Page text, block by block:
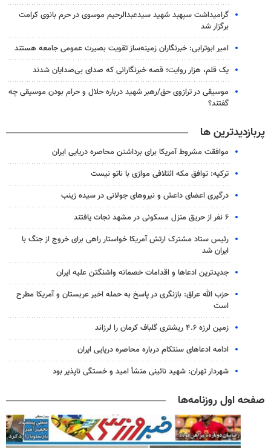
گرامیداشت سپهبد شهید سیدعبدالرحیم موسوی در حرم بانوی کرامت
برگزار شد
امیر ابوترابی: خبرنگاران زمینه‌ساز تقویت بصیرت عمومی جامعه هستند
یک قلم، هزار روایت؛ قصه خبرنگارانی که صدای بی‌صدایان شدند
موسیقی در ترازوی حق/رهبر شهید درباره حلال و حرام بودن موسیقی چه
گفتند؟
پربازدیدترین ها
موافقت مشروط آمریکا برای برداشتن محاصره دریایی ایران
ترکیه: توافق مکه ائتلافی موازی با ناتو نیست
درگیری اعضای داعش و نیروهای جولانی در سیده زینب
۶ نفر از حریق منزل مسکونی در مشهد نجات یافتند
رئیس ستاد مشترک ارتش آمریکا خواستار راهی برای خروج از جنگ با
ایران شد
جدیدترین ادعاها و اقدامات خصمانه واشنگتن علیه ایران
حزب الله عراق: بازنگری در پاسخ به حمله اخیر عربستان و آمریکا مطرح
است
زمین لرزه ۴.۶ ریشتری گلباف کرمان را لرزاند
ادامه ادعاهای سنتکام درباره محاصره دریایی ایران
شهردار تهران: شهید نائینی منشأ امید و خستگی‌ ناپذیر بود
صفحه اول روزنامه‌ها